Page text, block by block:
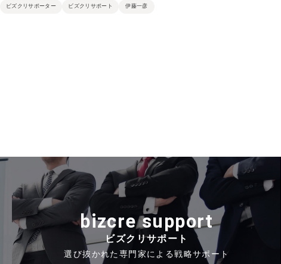
ビズクリサポーター ビズクリサポート 伊藤一彦
bizcre support
ビズクリサポート
選び抜かれた専門家による戦略サポート